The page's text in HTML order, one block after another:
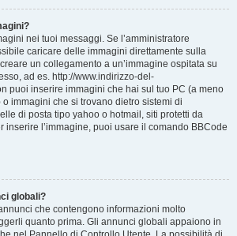
nei tuoi messaggi. Se l’amministratore
caricare delle immagini direttamente sulla
un collegamento a un’immagine ospitata su
ad es. http://www.indirizzo-del-
puoi inserire immagini che hai sul tuo PC (a meno
immagini che si trovano dietro sistemi di
di posta tipo yahoo o hotmail, siti protetti da
inserire l’immagine, puoi usare il comando BBCode
globali?
che contengono informazioni molto
quanto prima. Gli annunci globali appaiono in